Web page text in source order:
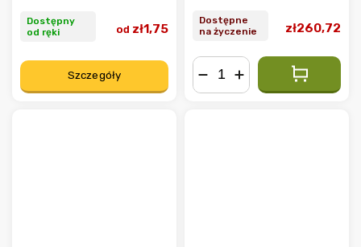
zewnętrzna)
Dostępny
od ręki
od zł1,75
Szczegóły
Dostępne
na życzenie
zł260,72